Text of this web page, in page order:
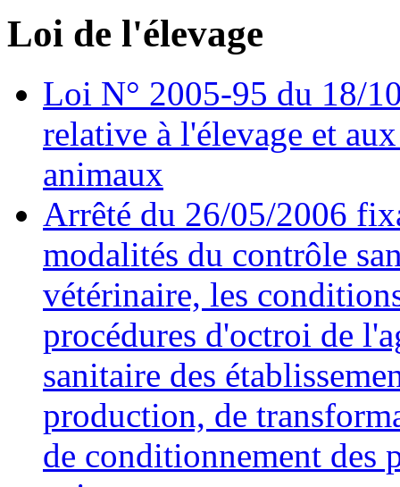
Loi de l'élevage
Loi N° 2005-95 du 18/
relative à l'élevage et
animaux
Arrêté du 26/05/2006
modalités du contrôle
vétérinaire, les
procédures d'octroi de
sanitaire des
production, de
de conditionnement des